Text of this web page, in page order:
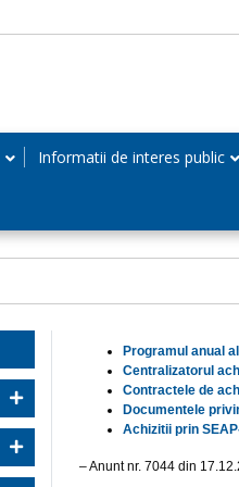
Informatii de interes public
Programul anual
Centralizatorul
Contractele de
Documentele
Achizitii prin
– Anunt nr. 7044 din